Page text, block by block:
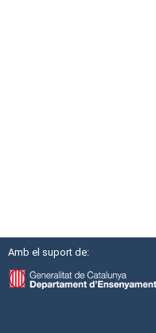
Amb el suport de: